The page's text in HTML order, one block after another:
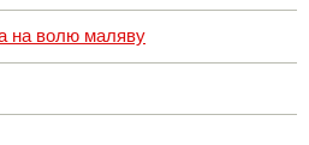
на волю маляву